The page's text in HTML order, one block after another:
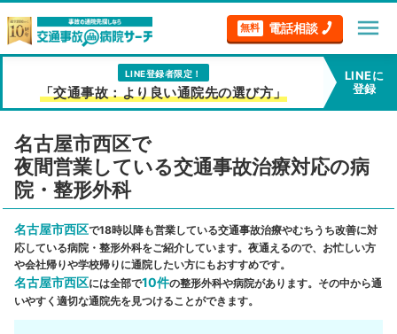
無料 電話相談 menu
LINE登録者限定！
「交通事故：より良い通院先の選び方」
LINEに
登録
名古屋市西区で
夜間営業している交通事故治療対応の病
院・整形外科
名古屋市西区で18時以降も営業している交通事故治療やむちうち改善に対
応している病院・整形外科をご紹介しています。夜通えるので、お忙しい方
や会社帰りや学校帰りに通院したい方にもおすすめです。
名古屋市西区には全部で10件の整形外科や病院があります。その中から通
いやすく適切な通院先を見つけることができます。